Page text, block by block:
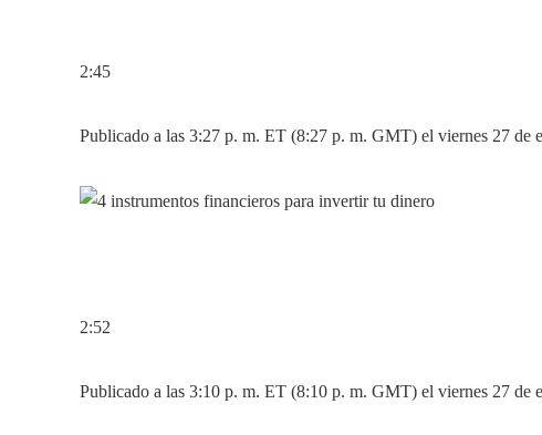
2:45
Publicado a las 3:27 p. m. ET (8:27 p. m. GMT) el viernes 27 de
2:52
Publicado a las 3:10 p. m. ET (8:10 p. m. GMT) el viernes 27 de